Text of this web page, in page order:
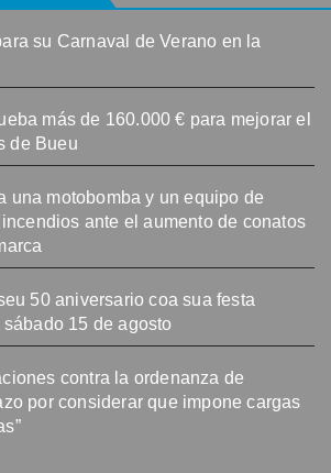
su Carnaval de Verano en la
más de 160.000 € para mejorar el
de Bueu
una motobomba y un equipo de
ante el aumento de conatos
50 aniversario coa sua festa
15 de agosto
contra la ordenanza de
por considerar que impone cargas